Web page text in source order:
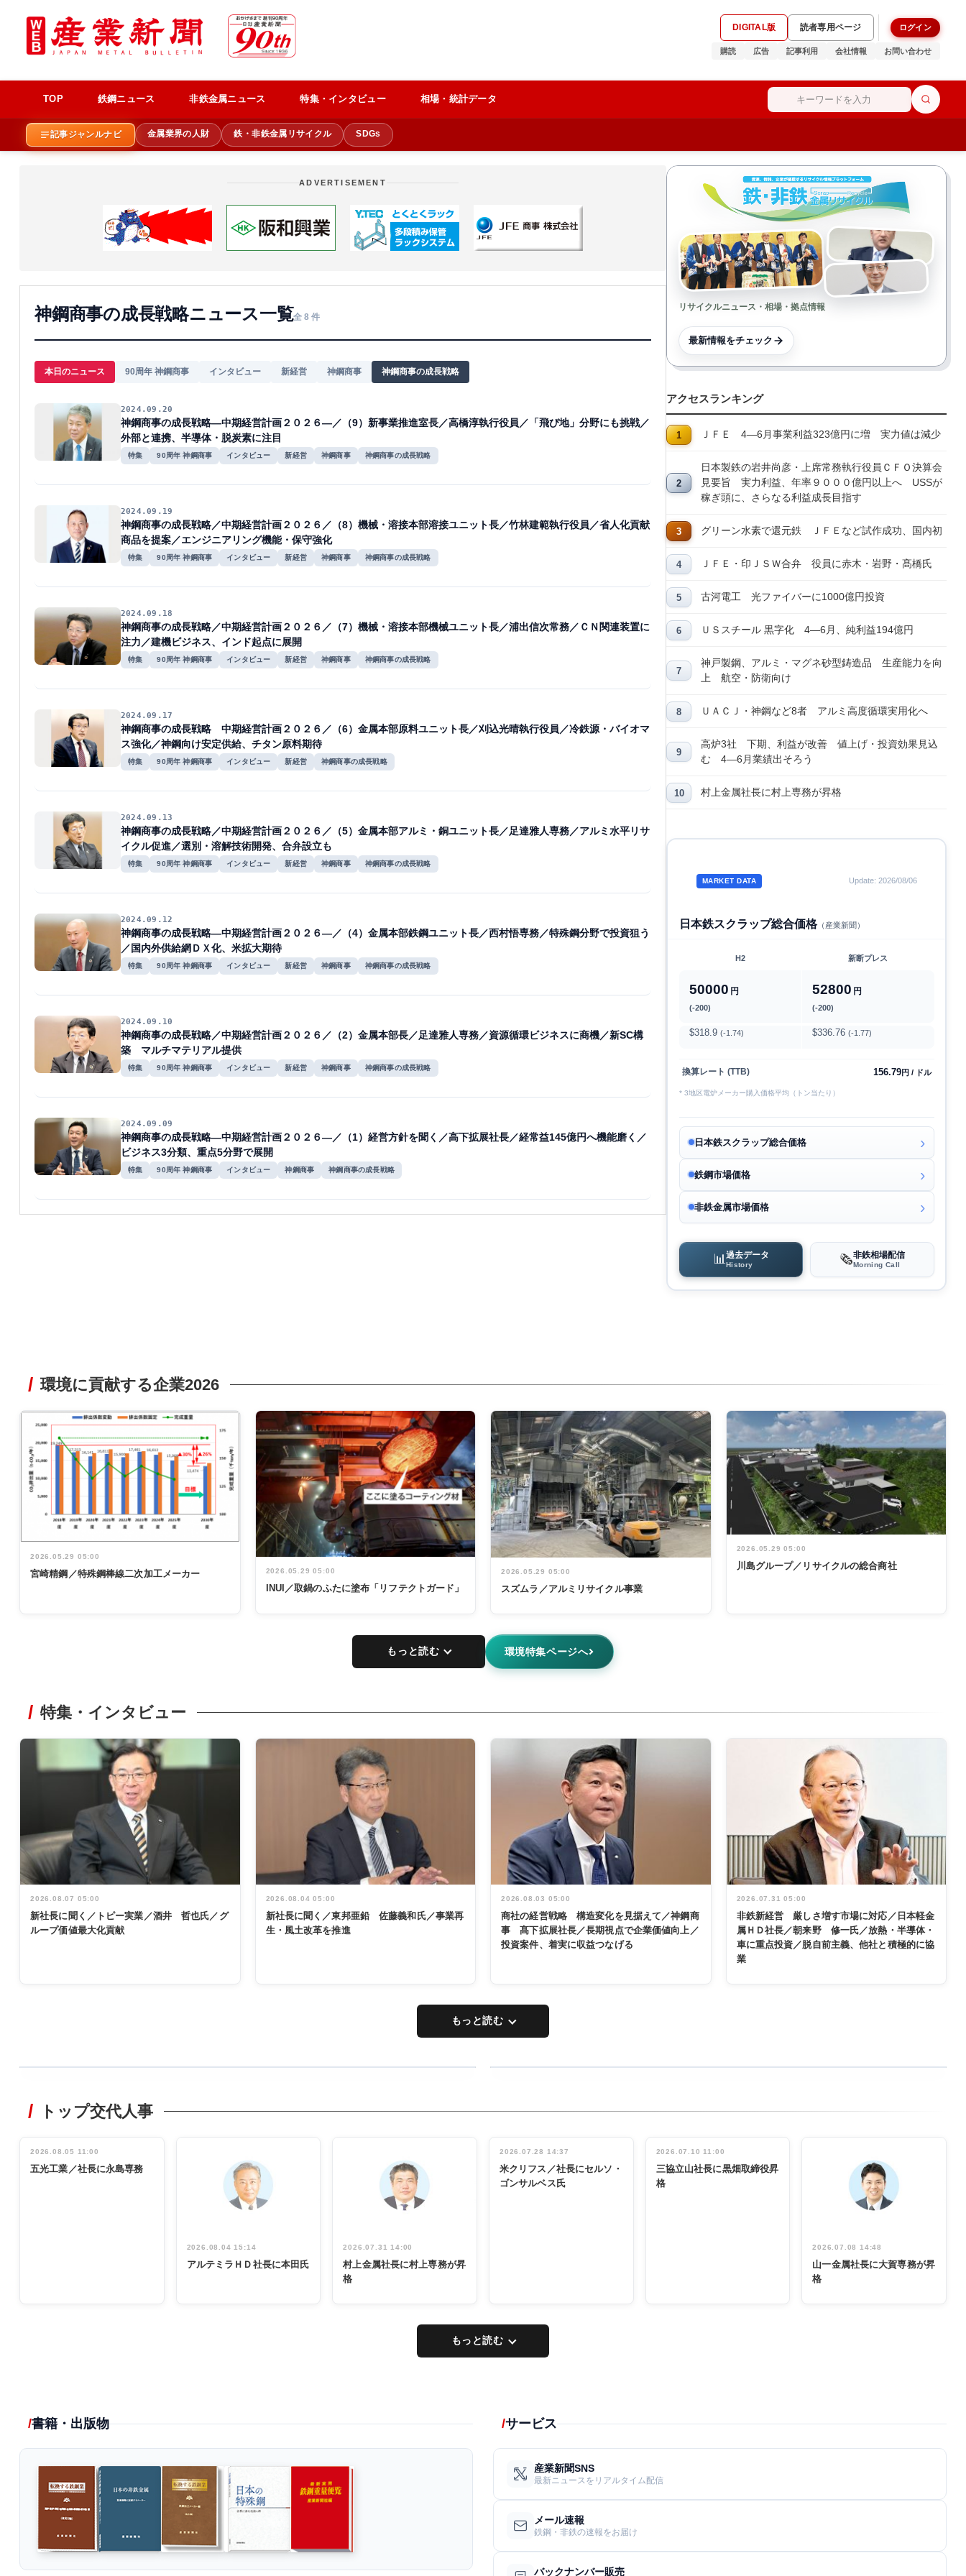
DIGITAL版 読者専用ページ ログイン
購読 広告 記事利用 会社情報 お問い合わせ
TOP 鉄鋼ニュース 非鉄金属ニュース 特集・インタビュー 相場・統計データ
記事ジャンルナビ 金属業界の人財 鉄・非鉄金属リサイクル SDGs
ADVERTISEMENT
神鋼商事の成長戦略ニュース一覧全 8 件
本日のニュース 90周年 神鋼商事 インタビュー 新経営 神鋼商事 神鋼商事の成長戦略
2024.09.20
神鋼商事の成長戦略―中期経営計画２０２６―／（9）新事業推進室長／高橋淳執行役員／「飛び地」分野にも挑戦／
外部と連携、半導体・脱炭素に注目
特集 90周年 神鋼商事 インタビュー 新経営 神鋼商事 神鋼商事の成長戦略
2024.09.19
神鋼商事の成長戦略／中期経営計画２０２６／（8）機械・溶接本部溶接ユニット長／竹林建範執行役員／省人化貢献
商品を提案／エンジニアリング機能・保守強化
特集 90周年 神鋼商事 インタビュー 新経営 神鋼商事 神鋼商事の成長戦略
2024.09.18
神鋼商事の成長戦略／中期経営計画２０２６／（7）機械・溶接本部機械ユニット長／浦出信次常務／ＣＮ関連装置に
注力／建機ビジネス、インド起点に展開
特集 90周年 神鋼商事 インタビュー 新経営 神鋼商事 神鋼商事の成長戦略
2024.09.17
神鋼商事の成長戦略 中期経営計画２０２６／（6）金属本部原料ユニット長／刈込光晴執行役員／冷鉄源・バイオマ
ス強化／神鋼向け安定供給、チタン原料期待
特集 90周年 神鋼商事 インタビュー 新経営 神鋼商事の成長戦略
2024.09.13
神鋼商事の成長戦略／中期経営計画２０２６／（5）金属本部アルミ・銅ユニット長／足達雅人専務／アルミ水平リサ
イクル促進／選別・溶解技術開発、合弁設立も
特集 90周年 神鋼商事 インタビュー 新経営 神鋼商事 神鋼商事の成長戦略
2024.09.12
神鋼商事の成長戦略―中期経営計画２０２６―／（4）金属本部鉄鋼ユニット長／西村悟専務／特殊鋼分野で投資狙う
／国内外供給網ＤＸ化、米拡大期待
特集 90周年 神鋼商事 インタビュー 新経営 神鋼商事 神鋼商事の成長戦略
2024.09.10
神鋼商事の成長戦略／中期経営計画２０２６／（2）金属本部長／足達雅人専務／資源循環ビジネスに商機／新SC構
築 マルチマテリアル提供
特集 90周年 神鋼商事 インタビュー 新経営 神鋼商事 神鋼商事の成長戦略
2024.09.09
神鋼商事の成長戦略―中期経営計画２０２６―／（1）経営方針を聞く／高下拡展社長／経常益145億円へ機能磨く／
ビジネス3分類、重点5分野で展開
特集 90周年 神鋼商事 インタビュー 神鋼商事 神鋼商事の成長戦略
リサイクルニュース・相場・拠点情報
最新情報をチェック
アクセスランキング
ＪＦＥ 4―6月事業利益323億円に増 実力値は減少
日本製鉄の岩井尚彦・上席常務執行役員ＣＦＯ決算会
見要旨 実力利益、年率９０００億円以上へ USSが
稼ぎ頭に、さらなる利益成長目指す
グリーン水素で還元鉄 ＪＦＥなど試作成功、国内初
ＪＦＥ・印ＪＳＷ合弁 役員に赤木・岩野・髙橋氏
古河電工 光ファイバーに1000億円投資
ＵＳスチール 黒字化 4―6月、純利益194億円
神戸製鋼、アルミ・マグネ砂型鋳造品 生産能力を向
上 航空・防衛向け
ＵＡＣＪ・神鋼など8者 アルミ高度循環実用化へ
高炉3社 下期、利益が改善 値上げ・投資効果見込
む 4―6月業績出そろう
村上金属社長に村上専務が昇格
MARKET DATA Update: 2026/08/06
日本鉄スクラップ総合価格（産業新聞）
H2 新断プレス
50000 円
(-200)
52800 円
(-200)
$318.9 (-1.74) $336.76 (-1.77)
換算レート (TTB) 156.79円 / ドル
* 3地区電炉メーカー購入価格平均（トン当たり）
日本鉄スクラップ総合価格
鉄鋼市場価格
非鉄金属市場価格
📊 過去データ
History 🗞️非鉄相場配信
Morning Call
環境に貢献する企業2026
2026.05.29 05:00
宮崎精鋼／特殊鋼棒線二次加工メーカー 2026.05.29 05:00
INUI／取鍋のふたに塗布「リフテクトガード」
2026.05.29 05:00
スズムラ／アルミリサイクル事業
2026.05.29 05:00
川島グループ／リサイクルの総合商社
もっと読む 環境特集ページへ
特集・インタビュー
2026.08.07 05:00
新社長に聞く／トピー実業／酒井 哲也氏／グ
ループ価値最大化貢献
2026.08.04 05:00
新社長に聞く／東邦亜鉛 佐藤義和氏／事業再
生・風土改革を推進
2026.08.03 05:00
商社の経営戦略 構造変化を見据えて／神鋼商
事 髙下拡展社長／長期視点で企業価値向上／
投資案件、着実に収益つなげる
2026.07.31 05:00
非鉄新経営 厳しさ増す市場に対応／日本軽金
属ＨＤ社長／朝来野 修一氏／放熱・半導体・
車に重点投資／脱自前主義、他社と積極的に協
業
もっと読む
非鉄業界で
管理職編
インタビュ
ー／社内ア
INTERVIEW
念祝う 業界
関係者ら220
人出席
トップ交代人事
2026.08.05 11:00
五光工業／社長に永島専務
2026.08.04 15:14
アルテミラＨＤ社長に本田氏
2026.07.31 14:00
村上金属社長に村上専務が昇
格
2026.07.28 14:37
米クリフス／社長にセルソ・
ゴンサルベス氏
2026.07.10 11:00
三協立山社長に黒畑取締役昇
格
2026.07.08 14:48
山一金属社長に大賀専務が昇
格
もっと読む
書籍・出版物 サービス
産業新聞SNS
最新ニュースをリアルタイム配信
メール速報
鉄鋼・非鉄の速報をお届け
バックナンバー販売